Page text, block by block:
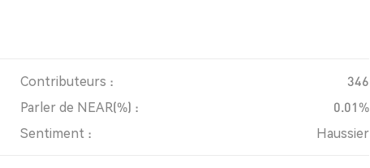
Contributeurs :
346
Parler de NEAR(%) :
0.01%
Sentiment : Haussier